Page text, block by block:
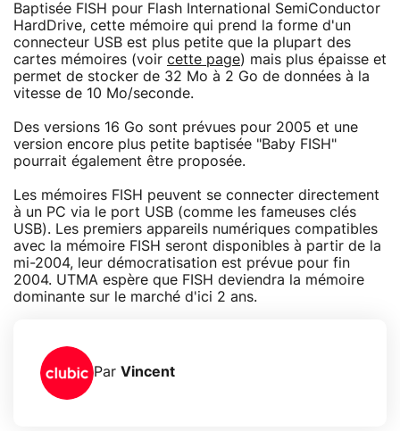
Baptisée FISH pour Flash International SemiConductor
HardDrive, cette mémoire qui prend la forme d'un
connecteur USB est plus petite que la plupart des
cartes mémoires (voir cette page) mais plus épaisse et
permet de stocker de 32 Mo à 2 Go de données à la
vitesse de 10 Mo/seconde.
Des versions 16 Go sont prévues pour 2005 et une
version encore plus petite baptisée "Baby FISH"
pourrait également être proposée.
Les mémoires FISH peuvent se connecter directement
à un PC via le port USB (comme les fameuses clés
USB). Les premiers appareils numériques compatibles
avec la mémoire FISH seront disponibles à partir de la
mi-2004, leur démocratisation est prévue pour fin
2004. UTMA espère que FISH deviendra la mémoire
dominante sur le marché d'ici 2 ans.
Par Vincent